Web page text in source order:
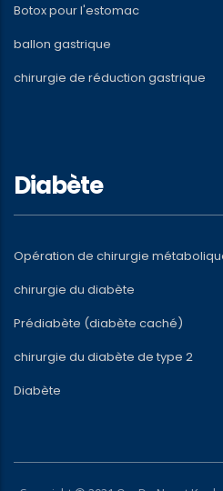
Botox pour l'estomac
ballon gastrique
chirurgie de réduction gastrique
Diabète
Opération de chirurgie
chirurgie du diabète
Prédiabète (diabète caché)
chirurgie du diabète de type 2
Diabète